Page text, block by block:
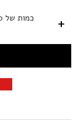
+ כמות של M.T 3800 פן מייבש שיער | מיטל עיצובים